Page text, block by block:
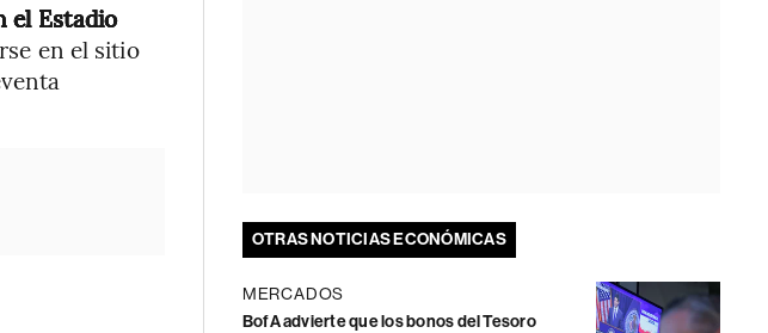
el Estadio
en el sitio
OTRAS NOTICIAS ECONÓMICAS
MERCADOS
BofA advierte que los bonos del Tesoro